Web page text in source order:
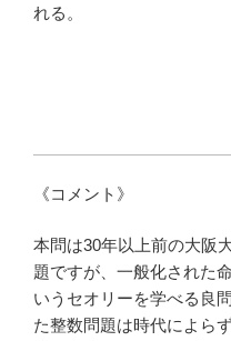
れる。
《コメント》
本問は30年以上前の大阪
題ですが、一般化された
いうセオリーを学べる良
た整数問題は時代によら